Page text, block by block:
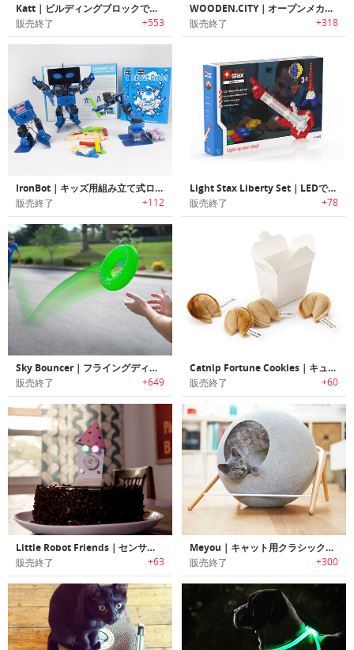
Katt｜ビルディングブロックで作られた猫モチーフのオブジェ
販売終了 +553
WOODEN.CITY｜オープンメカニズムを搭載した秘密のコインボックス付き木製コンストラクション3Dパズルセット
販売終了 +318
IronBot｜キッズ用組み立て式ロボット「アイロンボット」
販売終了 +112
Light Stax Liberty Set｜LEDで7色に光るブロックキット「ライトスタックス」
販売終了 +78
Sky Bouncer｜フライングディスク
販売終了 +649
Catnip Fortune Cookies｜キュートなハンドメイド製フォーチューンクッキーデザイン猫じゃらし
販売終了 +60
Little Robot Friends｜センサー搭載でプログラミング可能なファンロボット「リトルロボットフレンド」
販売終了 +63
Meyou｜キャット用クラシックデザイン家具「メヨウ」
販売終了 +300